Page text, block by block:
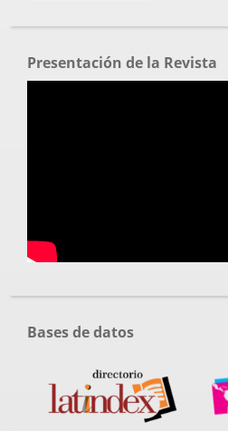
Presentación de la Revista
Bases de datos